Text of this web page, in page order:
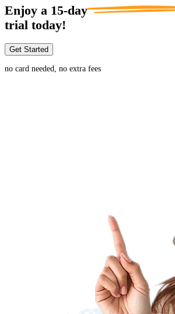
Enjoy a 15-day
trial today!
Get Started
no card needed, no extra fees